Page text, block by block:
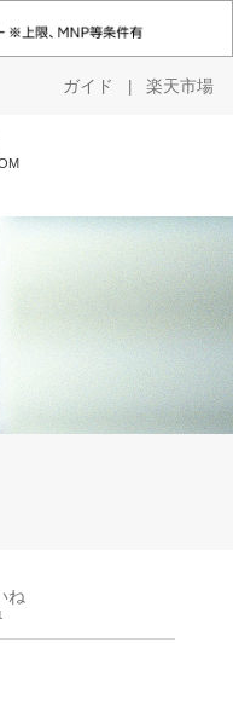
ガイド | 楽天市場
ね